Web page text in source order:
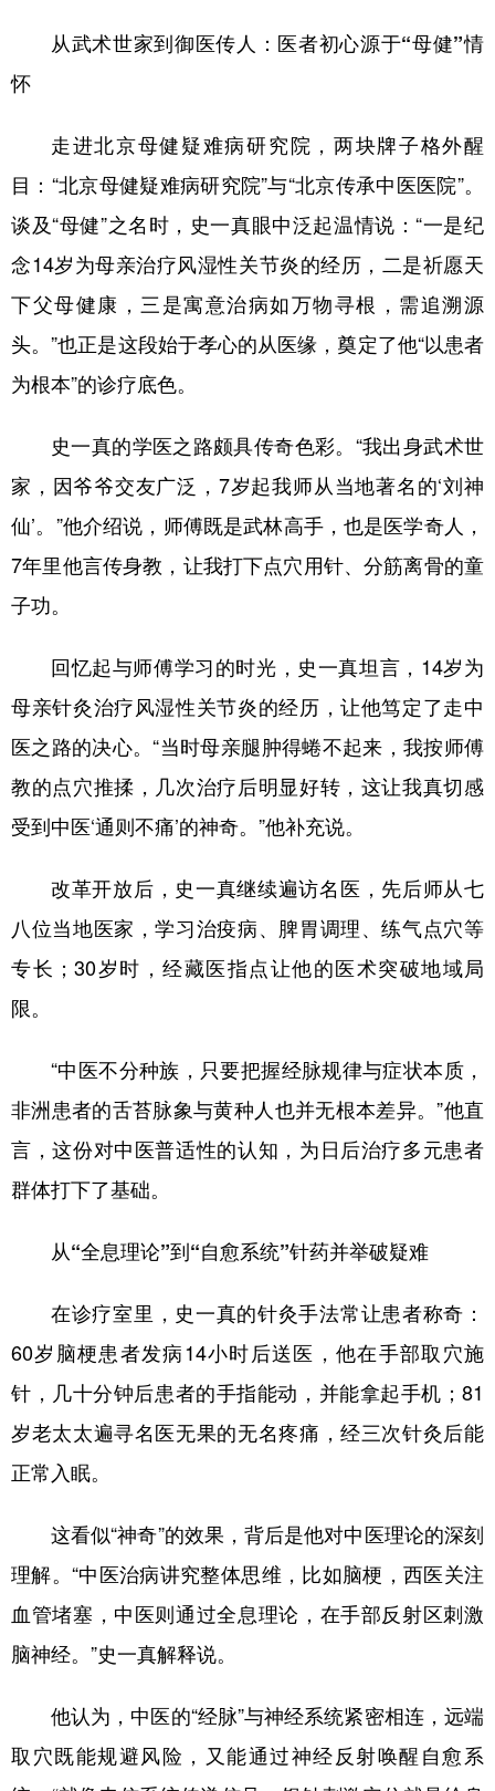
多语种频道
Русский язык 日本語 한국어
Deutsch Português
从武术世家到御医传人：医者初心源于“母健”情
怀
走进北京母健疑难病研究院，两块牌子格外醒
目：“北京母健疑难病研究院”与“北京传承中医医院”。
谈及“母健”之名时，史一真眼中泛起温情说：“一是纪
念14岁为母亲治疗风湿性关节炎的经历，二是祈愿天
下父母健康，三是寓意治病如万物寻根，需追溯源
头。”也正是这段始于孝心的从医缘，奠定了他“以患者
为根本”的诊疗底色。
史一真的学医之路颇具传奇色彩。“我出身武术世
家，因爷爷交友广泛，7岁起我师从当地著名的‘刘神
仙’。”他介绍说，师傅既是武林高手，也是医学奇人，
7年里他言传身教，让我打下点穴用针、分筋离骨的童
子功。
回忆起与师傅学习的时光，史一真坦言，14岁为
母亲针灸治疗风湿性关节炎的经历，让他笃定了走中
医之路的决心。“当时母亲腿肿得蜷不起来，我按师傅
教的点穴推揉，几次治疗后明显好转，这让我真切感
受到中医‘通则不痛’的神奇。”他补充说。
改革开放后，史一真继续遍访名医，先后师从七
八位当地医家，学习治疫病、脾胃调理、练气点穴等
专长；30岁时，经藏医指点让他的医术突破地域局
限。
“中医不分种族，只要把握经脉规律与症状本质，
非洲患者的舌苔脉象与黄种人也并无根本差异。”他直
言，这份对中医普适性的认知，为日后治疗多元患者
群体打下了基础。
从“全息理论”到“自愈系统”针药并举破疑难
在诊疗室里，史一真的针灸手法常让患者称奇：
60岁脑梗患者发病14小时后送医，他在手部取穴施
针，几十分钟后患者的手指能动，并能拿起手机；81
岁老太太遍寻名医无果的无名疼痛，经三次针灸后能
正常入眠。
这看似“神奇”的效果，背后是他对中医理论的深刻
理解。“中医治病讲究整体思维，比如脑梗，西医关注
血管堵塞，中医则通过全息理论，在手部反射区刺激
脑神经。”史一真解释说。
他认为，中医的“经脉”与神经系统紧密相连，远端
取穴既能规避风险，又能通过神经反射唤醒自愈系